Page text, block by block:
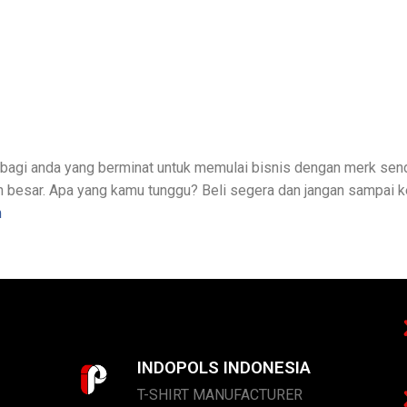
anda yang berminat untuk memulai bisnis dengan merk
Apa yang kamu tunggu? Beli segera dan jangan
INDOPOLS INDONESIA
T-SHIRT MANUFACTURER